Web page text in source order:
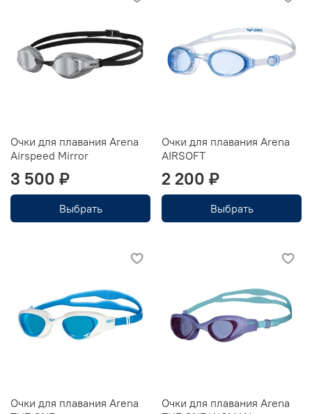
Очки для плавания Arena
Airspeed Mirror
3 500 ₽
Выбрать
Очки для плавания Arena
AIRSOFT
2 200 ₽
Выбрать
Очки для плавания Arena
Очки для плавания Arena